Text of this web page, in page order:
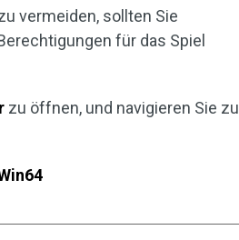
vermeiden, sollten Sie
für das Spiel
zu öffnen, und navigieren Sie zu